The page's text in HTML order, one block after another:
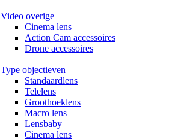
Video overige
Cinema lens
Action Cam accessoires
Drone accessoires
Type objectieven
Standaardlens
Telelens
Groothoeklens
Macro lens
Lensbaby
Cinema lens